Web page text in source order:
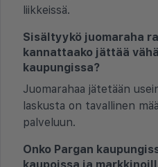
liikkeissä.
Sisältyykö juomaraha
kannattaako jättää
kaupungissa?
Juomarahaa jätetään
laskusta on tavallinen
palveluun.
Onko Pargan
kaupoissa ja